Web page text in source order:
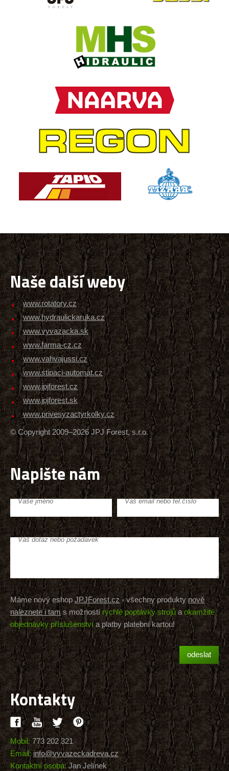
Naše další weby
www.rotatory.cz
www.hydraulickaruka.cz
www.vyvazacka.sk
www.farma-cz.cz
www.vahvajussi.cz
www.stipaci-automat.cz
www.jpjforest.cz
www.jpjforest.sk
www.privesyzactyrkolky.cz
© Copyright 2009–2026 JPJ Forest, s.r.o.
Napište nám
Vaše jméno Váš email nebo tel.číslo
Váš dotaz nebo požadavek
Máme nový eshopJPJForest.cz - všechny produktynově
naleznete i tams možnostírychlé poptávky strojů aokamžité
objednávky příslušenství a platby platební kartou!
Kontakty
Mobil:773 202 321
Email: info@vyvazeckadreva.cz
Kontaktní osoba:Jan Jelínek